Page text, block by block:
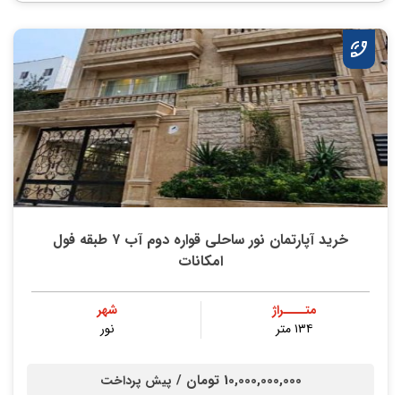
خرید آپارتمان نور ساحلی قواره دوم آب ۷ طبقه فول
امکانات
متــــراژ
۱۳۴ متر
شهر
نور
10,000,000,000 تومان / پیش پرداخت